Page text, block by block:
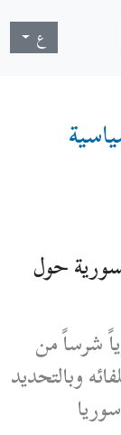
ع
حول
شرساً من
وبالتحديد